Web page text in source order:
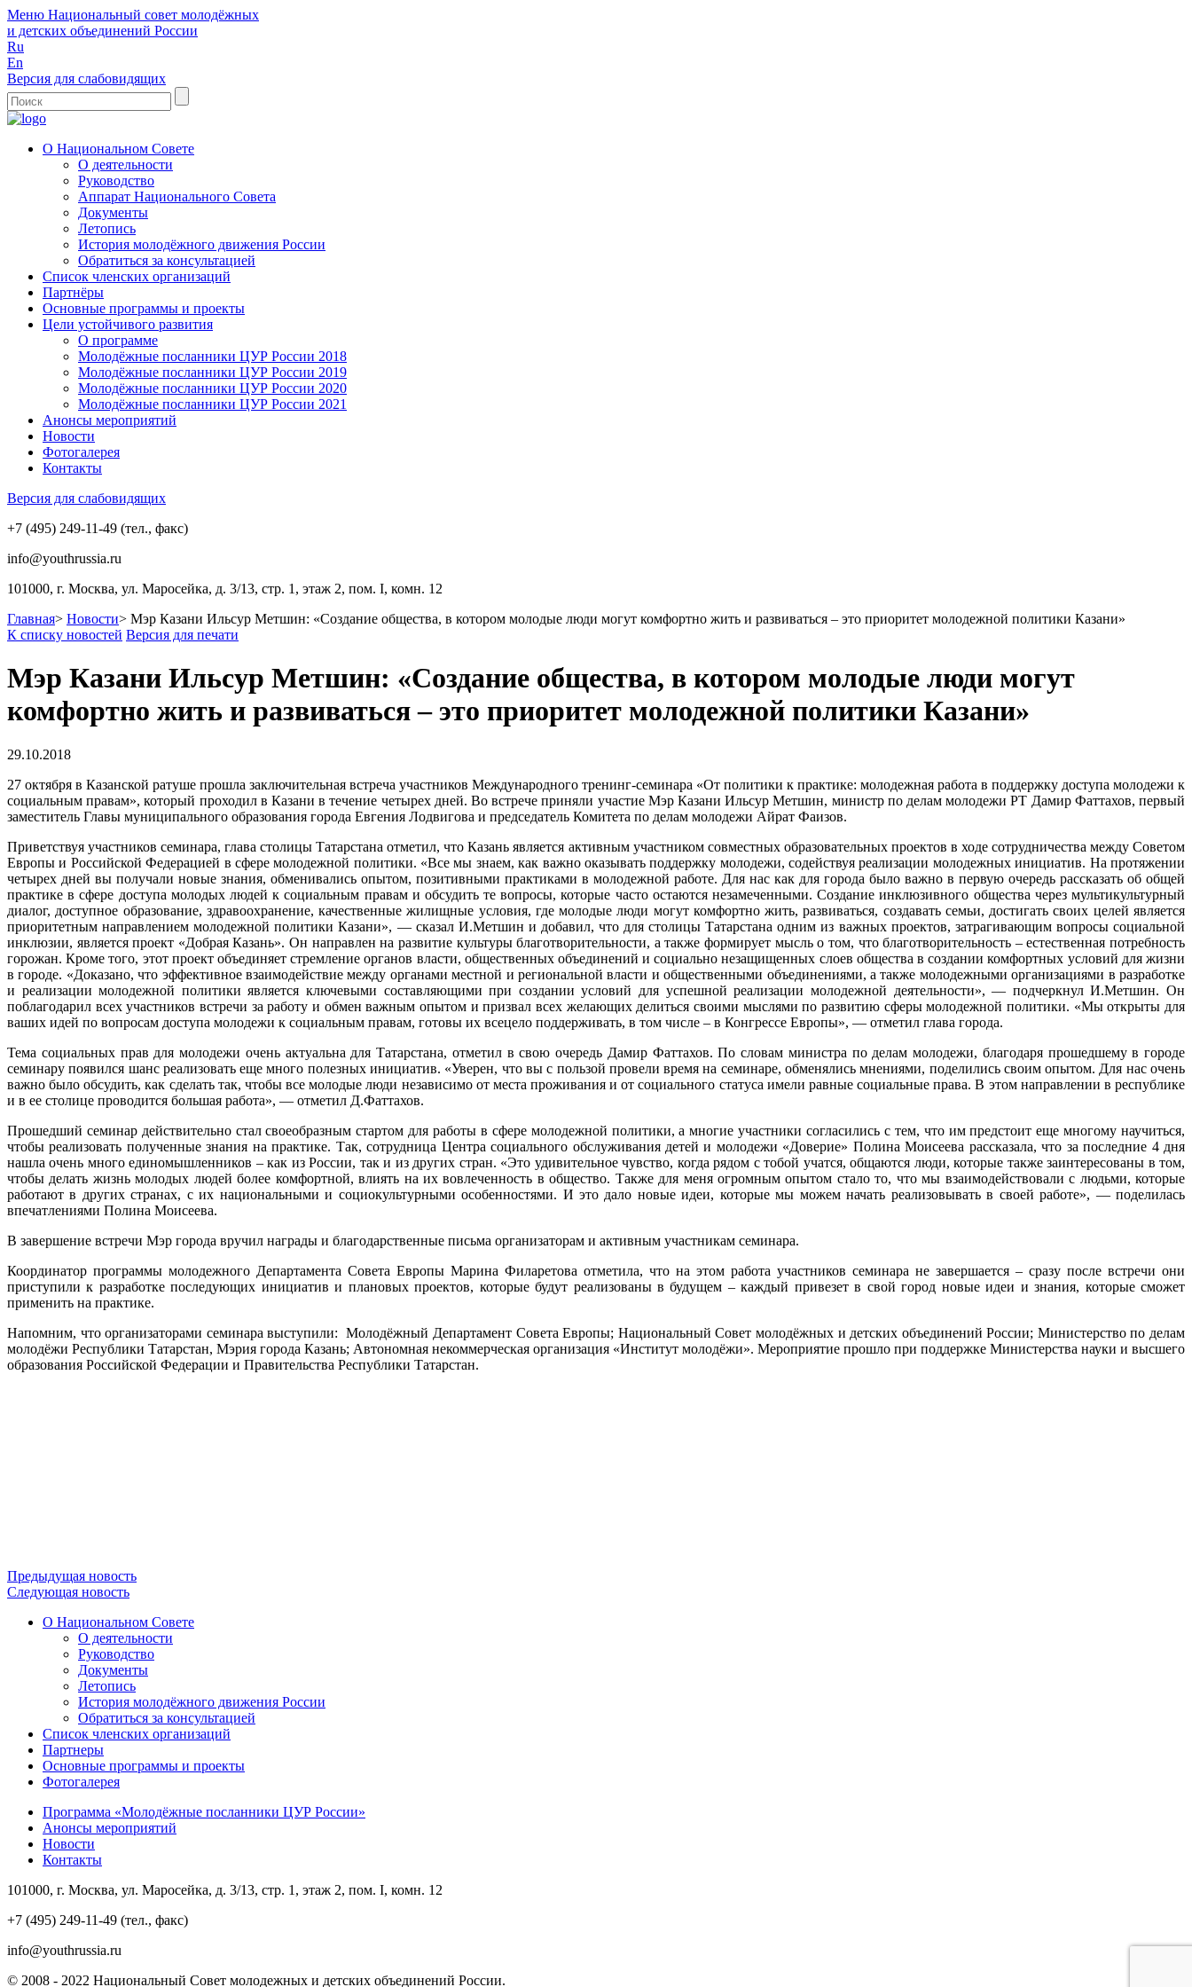
Меню Национальный совет молодёжных
и детских объединений России
Ru
En
Версия для слабовидящих
О Национальном Совете
О деятельности
Руководство
Аппарат Национального Совета
Документы
Летопись
История молодёжного движения России
Обратиться за консультацией
Список членских организаций
Партнёры
Основные программы и проекты
Цели устойчивого развития
О программе
Молодёжные посланники ЦУР России 2018
Молодёжные посланники ЦУР России 2019
Молодёжные посланники ЦУР России 2020
Молодёжные посланники ЦУР России 2021
Анонсы мероприятий
Новости
Фотогалерея
Контакты
Версия для слабовидящих
+7 (495) 249-11-49 (тел., факс)
info@youthrussia.ru
101000, г. Москва, ул. Маросейка, д. 3/13, стр. 1, этаж 2, пом. I, комн. 12
Главная> Новости> Мэр Казани Ильсур Метшин: «Создание общества, в котором молодые люди могут комфортно жить и развиваться – это приоритет молодежной политики Казани»
К списку новостей Версия для печати
Мэр Казани Ильсур Метшин: «Создание общества, в котором молодые люди могут
комфортно жить и развиваться – это приоритет молодежной политики Казани»
29.10.2018
27 октября в Казанской ратуше прошла заключительная встреча участников Международного тренинг-семинара «От политики к практике: молодежная работа в поддержку доступа молодежи к
социальным правам», который проходил в Казани в течение четырех дней. Во встрече приняли участие Мэр Казани Ильсур Метшин, министр по делам молодежи РТ Дамир Фаттахов, первый
заместитель Главы муниципального образования города Евгения Лодвигова и председатель Комитета по делам молодежи Айрат Фаизов.
Приветствуя участников семинара, глава столицы Татарстана отметил, что Казань является активным участником совместных образовательных проектов в ходе сотрудничества между Советом
Европы и Российской Федерацией в сфере молодежной политики. «Все мы знаем, как важно оказывать поддержку молодежи, содействуя реализации молодежных инициатив. На протяжении
четырех дней вы получали новые знания, обменивались опытом, позитивными практиками в молодежной работе. Для нас как для города было важно в первую очередь рассказать об общей
практике в сфере доступа молодых людей к социальным правам и обсудить те вопросы, которые часто остаются незамеченными. Создание инклюзивного общества через мультикультурный
диалог, доступное образование, здравоохранение, качественные жилищные условия, где молодые люди могут комфортно жить, развиваться, создавать семьи, достигать своих целей является
приоритетным направлением молодежной политики Казани», — сказал И.Метшин и добавил, что для столицы Татарстана одним из важных проектов, затрагивающим вопросы социальной
инклюзии, является проект «Добрая Казань». Он направлен на развитие культуры благотворительности, а также формирует мысль о том, что благотворительность – естественная потребность
горожан. Кроме того, этот проект объединяет стремление органов власти, общественных объединений и социально незащищенных слоев общества в создании комфортных условий для жизни
в городе. «Доказано, что эффективное взаимодействие между органами местной и региональной власти и общественными объединениями, а также молодежными организациями в разработке
и реализации молодежной политики является ключевыми составляющими при создании условий для успешной реализации молодежной деятельности», — подчеркнул И.Метшин. Он
поблагодарил всех участников встречи за работу и обмен важным опытом и призвал всех желающих делиться своими мыслями по развитию сферы молодежной политики. «Мы открыты для
ваших идей по вопросам доступа молодежи к социальным правам, готовы их всецело поддерживать, в том числе – в Конгрессе Европы», — отметил глава города.
Тема социальных прав для молодежи очень актуальна для Татарстана, отметил в свою очередь Дамир Фаттахов. По словам министра по делам молодежи, благодаря прошедшему в городе
семинару появился шанс реализовать еще много полезных инициатив. «Уверен, что вы с пользой провели время на семинаре, обменялись мнениями, поделились своим опытом. Для нас очень
важно было обсудить, как сделать так, чтобы все молодые люди независимо от места проживания и от социального статуса имели равные социальные права. В этом направлении в республике
и в ее столице проводится большая работа», — отметил Д.Фаттахов.
Прошедший семинар действительно стал своеобразным стартом для работы в сфере молодежной политики, а многие участники согласились с тем, что им предстоит еще многому научиться,
чтобы реализовать полученные знания на практике. Так, сотрудница Центра социального обслуживания детей и молодежи «Доверие» Полина Моисеева рассказала, что за последние 4 дня
нашла очень много единомышленников – как из России, так и из других стран. «Это удивительное чувство, когда рядом с тобой учатся, общаются люди, которые также заинтересованы в том,
чтобы делать жизнь молодых людей более комфортной, влиять на их вовлеченность в общество. Также для меня огромным опытом стало то, что мы взаимодействовали с людьми, которые
работают в других странах, с их национальными и социокультурными особенностями. И это дало новые идеи, которые мы можем начать реализовывать в своей работе», — поделилась
впечатлениями Полина Моисеева.
В завершение встречи Мэр города вручил награды и благодарственные письма организаторам и активным участникам семинара.
Координатор программы молодежного Департамента Совета Европы Марина Филаретова отметила, что на этом работа участников семинара не завершается – сразу после встречи они
приступили к разработке последующих инициатив и плановых проектов, которые будут реализованы в будущем – каждый привезет в свой город новые идеи и знания, которые сможет
применить на практике.
Напомним, что организаторами семинара выступили: Молодёжный Департамент Совета Европы; Национальный Совет молодёжных и детских объединений России; Министерство по делам
молодёжи Республики Татарстан, Мэрия города Казань; Автономная некоммерческая организация «Институт молодёжи». Мероприятие прошло при поддержке Министерства науки и высшего
образования Российской Федерации и Правительства Республики Татарстан.
Предыдущая новость
Следующая новость
О Национальном Совете
О деятельности
Руководство
Документы
Летопись
История молодёжного движения России
Обратиться за консультацией
Список членских организаций
Партнеры
Основные программы и проекты
Фотогалерея
Программа «Молодёжные посланники ЦУР России»
Анонсы мероприятий
Новости
Контакты
101000, г. Москва, ул. Маросейка, д. 3/13, стр. 1, этаж 2, пом. I, комн. 12
+7 (495) 249-11-49 (тел., факс)
info@youthrussia.ru
© 2008 - 2022 Национальный Совет молодежных и детских объединений России.